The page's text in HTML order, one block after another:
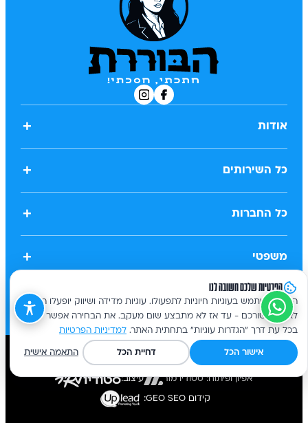
הפרטיות שלכם חשובה לנו
האתר משתמש בעוגיות חיוניות לתפעולו. עוגיות מדידה ושיווק יופעלו רק
לאחר אישורכם - עד אז לא מתבצע שום מעקב. את הבחירה אפשר לשנות
בכל עת דרך "הגדרות עוגיות" בתחתית האתר. למדיניות הפרטיות
אישור הכל דחיית הכל התאמה אישית
אודות +
כל השירותים +
כל החברות +
משפטי +
עיצוב: אפיון ופיתוח: סטודיו מור
קידום GEO SEO:
כל הזכויות שמורות